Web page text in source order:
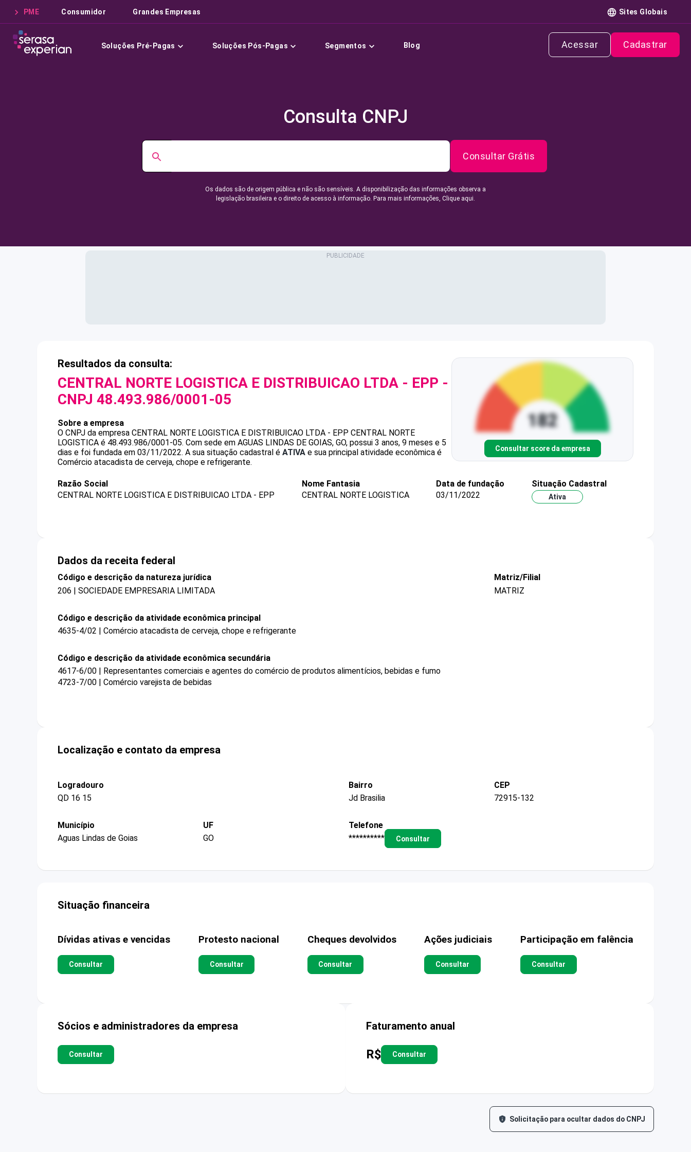
PME Consumidor Grandes Empresas Sites Globais
Soluções Pré-Pagas Soluções Pós-Pagas Segmentos Blog Acessar Cadastrar
Consulta CNPJ
Consultar Grátis
Os dados são de origem pública e não são sensíveis. A disponibilização das informações observa a
legislação brasileira e o direito de acesso à informação. Para mais informações, Clique aqui.
Resultados da consulta:
CENTRAL NORTE LOGISTICA E DISTRIBUICAO LTDA - EPP -
CNPJ 48.493.986/0001-05
Sobre a empresa
O CNPJ da empresa CENTRAL NORTE LOGISTICA E DISTRIBUICAO LTDA - EPP CENTRAL NORTE
LOGISTICA é 48.493.986/0001-05. Com sede em AGUAS LINDAS DE GOIAS, GO, possui 3 anos, 9 meses e 5
dias e foi fundada em 03/11/2022. A sua situação cadastral é ATIVA e sua principal atividade econômica é
Comércio atacadista de cerveja, chope e refrigerante.
Consultar score da empresa
Razão Social
CENTRAL NORTE LOGISTICA E DISTRIBUICAO LTDA - EPP
Nome Fantasia
CENTRAL NORTE LOGISTICA
Data de fundação
03/11/2022
Situação Cadastral
Ativa
Dados da receita federal
Código e descrição da natureza jurídica
206 | SOCIEDADE EMPRESARIA LIMITADA
Matriz/Filial
MATRIZ
Código e descrição da atividade econômica principal
4635-4/02 | Comércio atacadista de cerveja, chope e refrigerante
Código e descrição da atividade econômica secundária
4617-6/00 | Representantes comerciais e agentes do comércio de produtos alimentícios, bebidas e fumo
4723-7/00 | Comércio varejista de bebidas
Localização e contato da empresa
Logradouro
QD 16 15
Bairro
Jd Brasilia
CEP
72915-132
Município
Aguas Lindas de Goias
UF
GO
Telefone
**********
Consultar
Situação financeira
Dívidas ativas e vencidas
Consultar
Protesto nacional
Consultar
Cheques devolvidos
Consultar
Ações judiciais
Consultar
Participação em falência
Consultar
Sócios e administradores da empresa
Consultar
Faturamento anual
R$ Consultar
Solicitação para ocultar dados do CNPJ